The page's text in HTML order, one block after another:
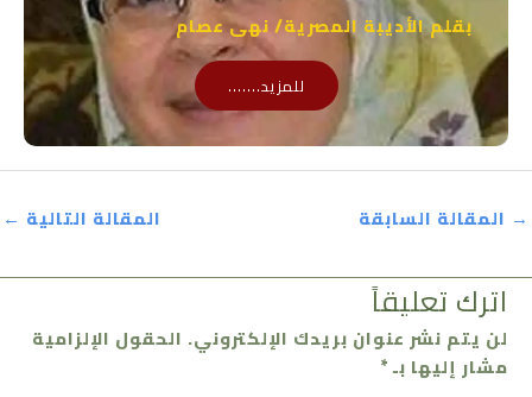
بقلم الأديبة المصرية/ نهى عصام
للمزيد.......
→ المقالة السابقة المقالة التالية ←
اترك تعليقاً
لن يتم نشر عنوان بريدك الإلكتروني. الحقول الإلزامية
مشار إليها بـ*